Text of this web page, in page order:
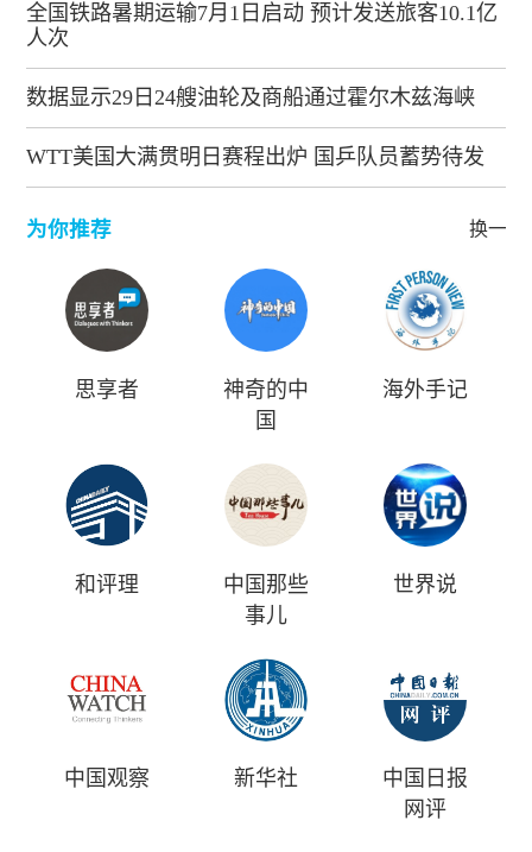
全国铁路暑期运输7月1日启动 预计发送旅客10.1亿
人次
数据显示29日24艘油轮及商船通过霍尔木兹海峡
WTT美国大满贯明日赛程出炉 国乒队员蓄势待发
为你推荐 换一批
思享者
神奇的中
国
海外手记
和评理
中国那些
事儿
世界说
中国观察 新华社
中国日报
网评